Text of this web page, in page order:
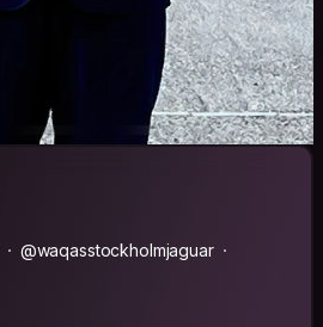
@waqasstockholmjaguar